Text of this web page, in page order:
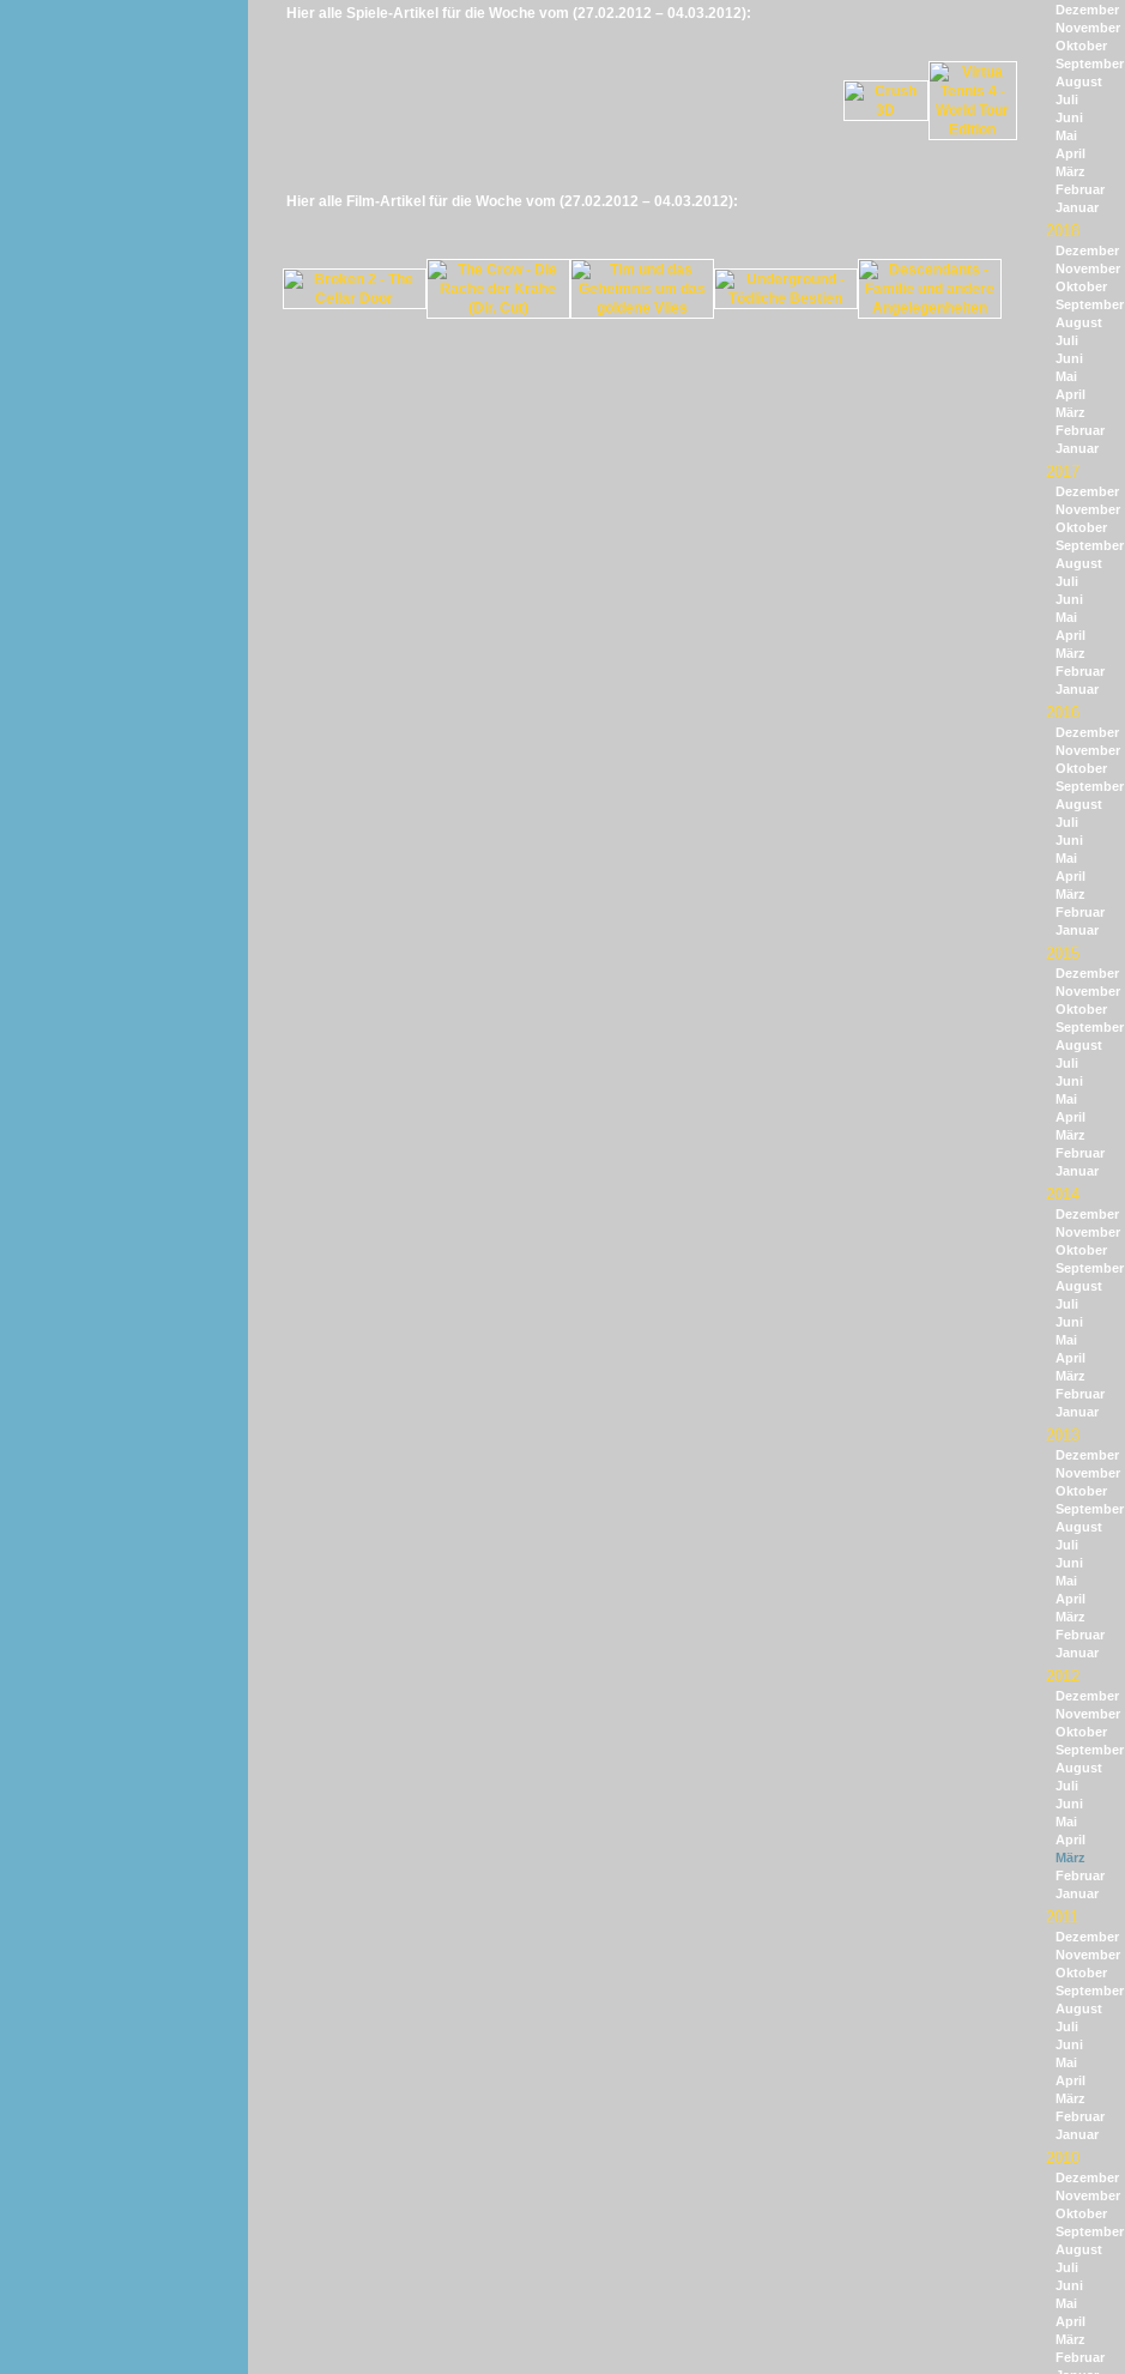
Hier alle Spiele-Artikel für die Woche vom (27.02.2012 – 04.03.2012):
Hier alle Film-Artikel für die Woche vom (27.02.2012 – 04.03.2012):
Dezember
November
Oktober
September
August
Juli
Juni
Mai
April
März
Februar
Januar
2018
Dezember
November
Oktober
September
August
Juli
Juni
Mai
April
März
Februar
Januar
2017
Dezember
November
Oktober
September
August
Juli
Juni
Mai
April
März
Februar
Januar
2016
Dezember
November
Oktober
September
August
Juli
Juni
Mai
April
März
Februar
Januar
2015
Dezember
November
Oktober
September
August
Juli
Juni
Mai
April
März
Februar
Januar
2014
Dezember
November
Oktober
September
August
Juli
Juni
Mai
April
März
Februar
Januar
2013
Dezember
November
Oktober
September
August
Juli
Juni
Mai
April
März
Februar
Januar
2012
Dezember
November
Oktober
September
August
Juli
Juni
Mai
April
März
Februar
Januar
2011
Dezember
November
Oktober
September
August
Juli
Juni
Mai
April
März
Februar
Januar
2010
Dezember
November
Oktober
September
August
Juli
Juni
Mai
April
März
Februar